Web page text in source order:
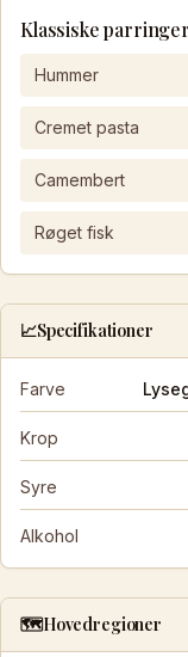
Klassiske parringer
Hummer
Cremet pasta
Camembert
Røget fisk
📈Specifikationer
Farve
Krop
Syre
Alkohol
🗺️Hovedregioner